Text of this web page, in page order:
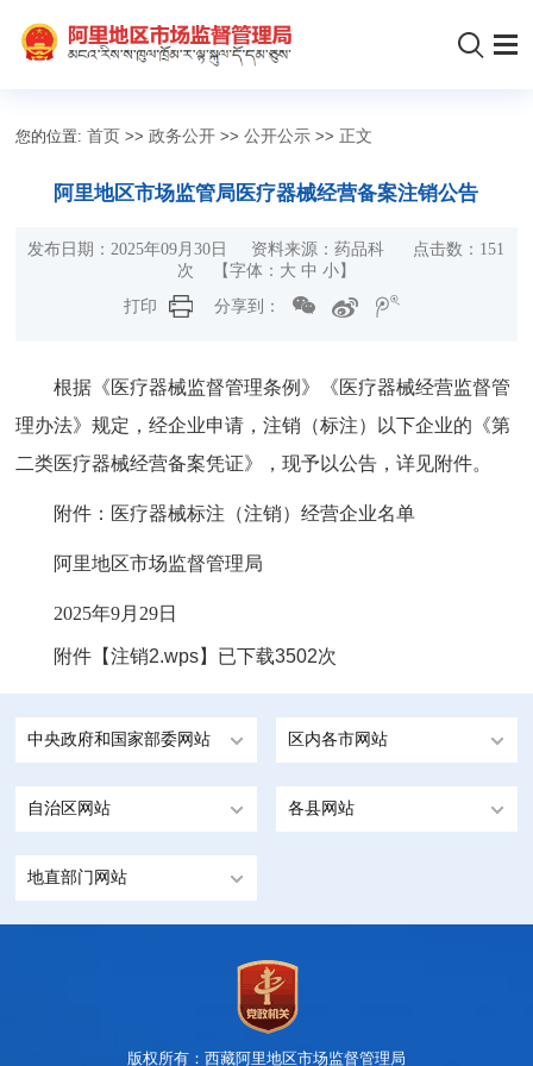
您的位置:首页 >>政务公开 >>公开公示 >> 正文
阿里地区市场监管局医疗器械经营备案注销公告
发布日期：2025年09月30日 资料来源：药品科 点击数： 151
次
【字体： 大 中 小】
打印
分享到：
根据《医疗器械监督管理条例》《医疗器械经营监督管
理办法》规定，经企业申请，注销（标注）以下企业的《第
二类医疗器械经营备案凭证》，现予以公告，详见附件。
附件：医疗器械标注（注销）经营企业名单
阿里地区市场监督管理局
2025年9月29日
附件【注销2.wps】已下载3502次
中央政府和国家部委网站 区内各市网站
自治区网站 各县网站
地直部门网站
版权所有：西藏阿里地区市场监督管理局